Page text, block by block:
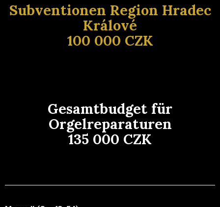
Subventionen Region Hradec
Králové
100 000 CZK
Gesamtbudget für
Orgelreparaturen
135 000 CZK